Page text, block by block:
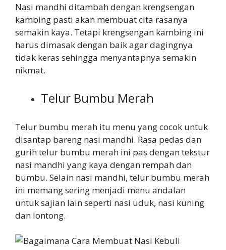
Nasi mandhi ditambah dengan krengsengan
kambing pasti akan membuat cita rasanya
semakin kaya. Tetapi krengsengan kambing ini
harus dimasak dengan baik agar dagingnya
tidak keras sehingga menyantapnya semakin
nikmat.
Telur Bumbu Merah
Telur bumbu merah itu menu yang cocok untuk
disantap bareng nasi mandhi. Rasa pedas dan
gurih telur bumbu merah ini pas dengan tekstur
nasi mandhi yang kaya dengan rempah dan
bumbu. Selain nasi mandhi, telur bumbu merah
ini memang sering menjadi menu andalan
untuk sajian lain seperti nasi uduk, nasi kuning
dan lontong.